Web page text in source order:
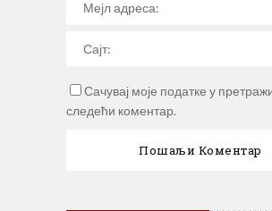
Сачувај моје податке у
следећи коментар.